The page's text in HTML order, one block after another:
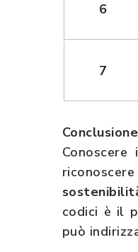
6
7
Conclusione
codici è il
può